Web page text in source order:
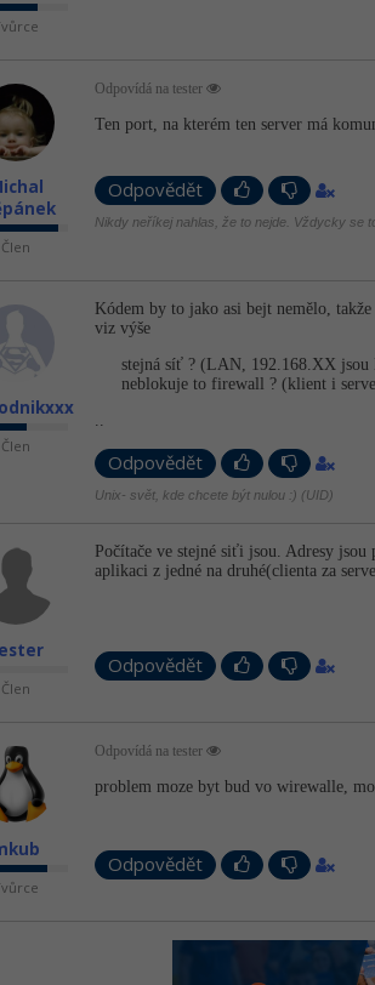
Člen
Odpovídá na tester
Ten port, na kterém ten server má
Odpovědět
Nikdy neříkej nahlas, že to nejde. Vždycky se
Člen
Kódem by to jako asi bejt nemělo,
viz výše
stejná síť ? (LAN, 192.168.XX
neblokuje to firewall ? (klient i
..
Odpovědět
Unix- svět, kde chcete být nulou :) (UID)
Člen
Počítače ve stejné siťi jsou. Adresy
aplikaci z jedné na druhé(clienta za
Odpovědět
Odpovídá na tester
problem moze byt bud vo wirewalle,
Odpovědět